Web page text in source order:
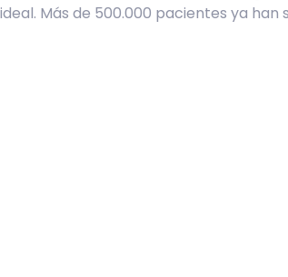
Más de 500.000 pacientes ya